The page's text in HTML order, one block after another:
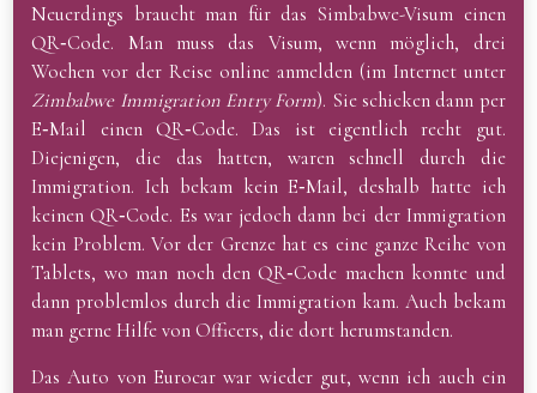
Neuerdings braucht man für das Simbabwe-Visum einen
QR‑Code. Man muss das Visum, wenn möglich, drei
Wochen vor der Reise online anmelden (im Internet unter
Zimbabwe Immigration Entry Form). Sie schicken dann per
E‑Mail einen QR‑Code. Das ist eigentlich recht gut.
Diejenigen, die das hatten, waren schnell durch die
Immigration. Ich bekam kein E‑Mail, deshalb hatte ich
keinen QR‑Code. Es war jedoch dann bei der Immigration
kein Problem. Vor der Grenze hat es eine ganze Reihe von
Tablets, wo man noch den QR‑Code machen konnte und
dann problemlos durch die Immigration kam. Auch bekam
man gerne Hilfe von Officers, die dort herumstanden.
Das Auto von Eurocar war wieder gut, wenn ich auch ein